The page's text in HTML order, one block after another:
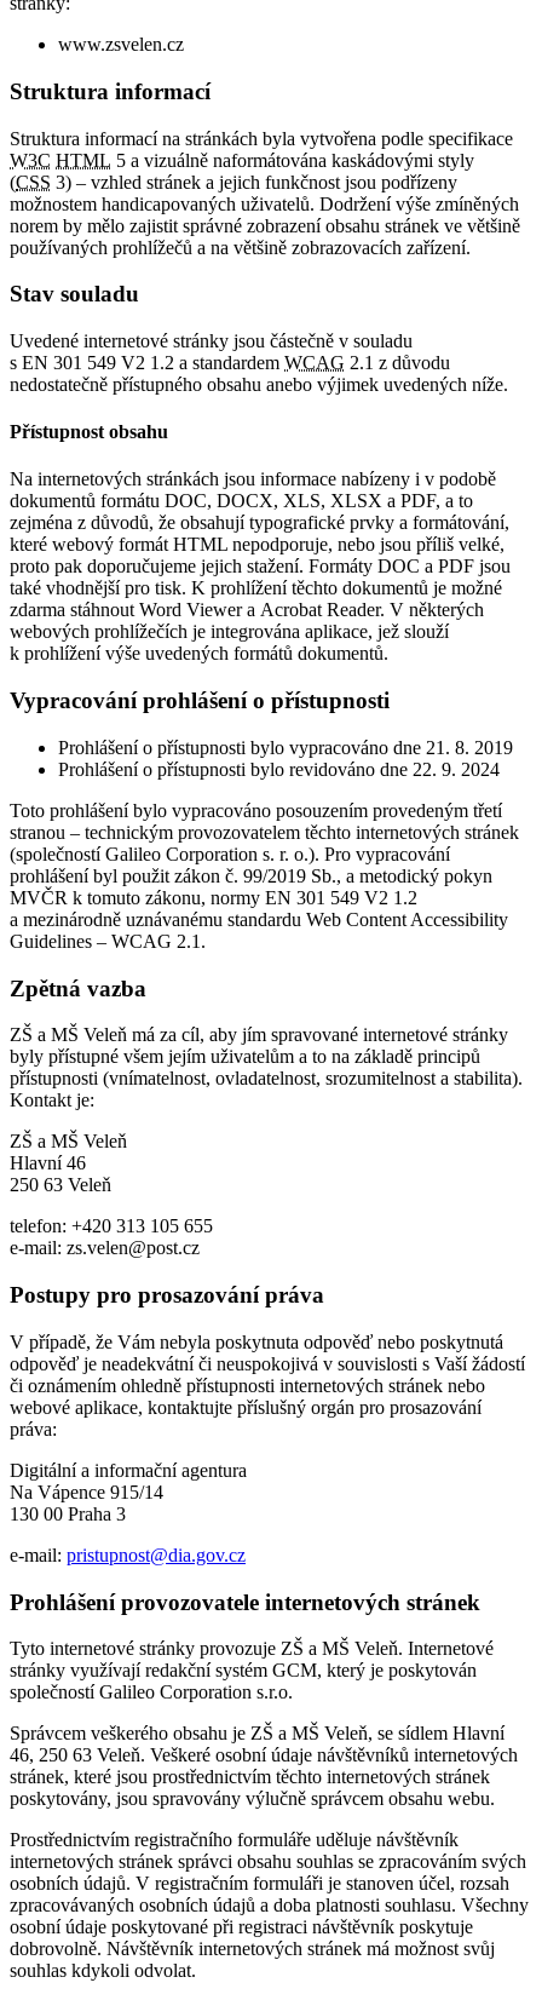
www.zsvelen.cz
Struktura informací
Struktura informací na stránkách byla vytvořena podle specifikace
W3C HTML 5 a vizuálně naformátována kaskádovými styly
(CSS 3) – vzhled stránek a jejich funkčnost jsou podřízeny
možnostem handicapovaných uživatelů. Dodržení výše zmíněných
norem by mělo zajistit správné zobrazení obsahu stránek ve většině
používaných prohlížečů a na většině zobrazovacích zařízení.
Stav souladu
Uvedené internetové stránky jsou částečně v souladu
s EN 301 549 V2 1.2 a standardem WCAG 2.1 z důvodu
nedostatečně přístupného obsahu anebo výjimek uvedených níže.
Přístupnost obsahu
Na internetových stránkách jsou informace nabízeny i v podobě
dokumentů formátu DOC, DOCX, XLS, XLSX a PDF, a to
zejména z důvodů, že obsahují typografické prvky a formátování,
které webový formát HTML nepodporuje, nebo jsou příliš velké,
proto pak doporučujeme jejich stažení. Formáty DOC a PDF jsou
také vhodnější pro tisk. K prohlížení těchto dokumentů je možné
zdarma stáhnout Word Viewer a Acrobat Reader. V některých
webových prohlížečích je integrována aplikace, jež slouží
k prohlížení výše uvedených formátů dokumentů.
Vypracování prohlášení o přístupnosti
Prohlášení o přístupnosti bylo vypracováno dne 21. 8. 2019
Prohlášení o přístupnosti bylo revidováno dne 22. 9. 2024
Toto prohlášení bylo vypracováno posouzením provedeným třetí
stranou – technickým provozovatelem těchto internetových stránek
(společností Galileo Corporation s. r. o.). Pro vypracování
prohlášení byl použit zákon č. 99/2019 Sb., a metodický pokyn
MVČR k tomuto zákonu, normy EN 301 549 V2 1.2
a mezinárodně uznávanému standardu Web Content Accessibility
Guidelines – WCAG 2.1.
Zpětná vazba
ZŠ a MŠ Veleň má za cíl, aby jím spravované internetové stránky
byly přístupné všem jejím uživatelům a to na základě principů
přístupnosti (vnímatelnost, ovladatelnost, srozumitelnost a stabilita).
Kontakt je:
ZŠ a MŠ Veleň
Hlavní 46
250 63 Veleň
telefon: +420 313 105 655
e-mail: zs.velen@post.cz
Postupy pro prosazování práva
V případě, že Vám nebyla poskytnuta odpověď nebo poskytnutá
odpověď je neadekvátní či neuspokojivá v souvislosti s Vaší žádostí
či oznámením ohledně přístupnosti internetových stránek nebo
webové aplikace, kontaktujte příslušný orgán pro prosazování
práva:
Digitální a informační agentura
Na Vápence 915/14
130 00 Praha 3
e-mail: pristupnost@dia.gov.cz
Prohlášení provozovatele internetových stránek
Tyto internetové stránky provozuje ZŠ a MŠ Veleň. Internetové
stránky využívají redakční systém GCM, který je poskytován
společností Galileo Corporation s.r.o.
Správcem veškerého obsahu je ZŠ a MŠ Veleň, se sídlem Hlavní
46, 250 63 Veleň. Veškeré osobní údaje návštěvníků internetových
stránek, které jsou prostřednictvím těchto internetových stránek
poskytovány, jsou spravovány výlučně správcem obsahu webu.
Prostřednictvím registračního formuláře uděluje návštěvník
internetových stránek správci obsahu souhlas se zpracováním svých
osobních údajů. V registračním formuláři je stanoven účel, rozsah
zpracovávaných osobních údajů a doba platnosti souhlasu. Všechny
osobní údaje poskytované při registraci návštěvník poskytuje
dobrovolně. Návštěvník internetových stránek má možnost svůj
souhlas kdykoli odvolat.